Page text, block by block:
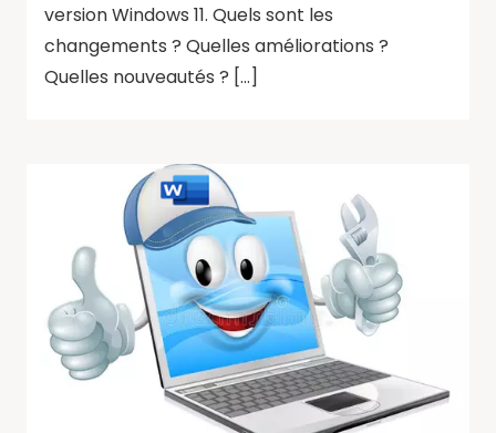
version Windows 11. Quels sont les
changements ? Quelles améliorations ?
Quelles nouveautés ? […]